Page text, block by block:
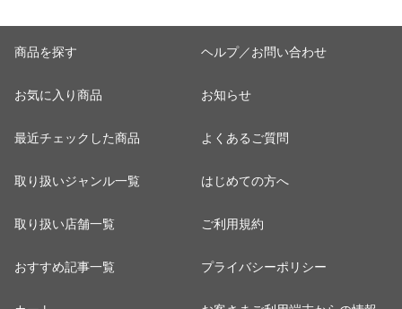
商品を探す
お気に入り商品
最近チェックした商品
取り扱いジャンル一覧
取り扱い店舗一覧
おすすめ記事一覧
ヘルプ／お問い合わせ
お知らせ
よくあるご質問
はじめての方へ
ご利用規約
プライバシーポリシー